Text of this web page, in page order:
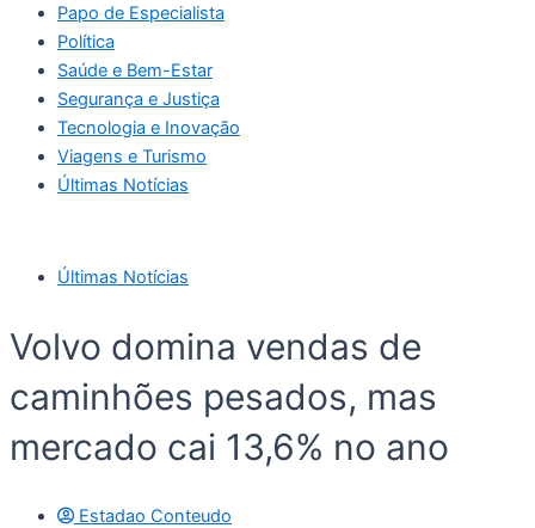
Papo de Especialista
Política
Saúde e Bem-Estar
Segurança e Justiça
Tecnologia e Inovação
Viagens e Turismo
Últimas Notícias
Últimas Notícias
Volvo domina vendas de
caminhões pesados, mas
mercado cai 13,6% no ano
Estadao Conteudo